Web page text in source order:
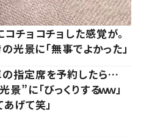
チョコチョした感覚が。
光景に「無事でよかった」
指定席を予約したら…
”に「びっくりするｗｗ」
あげて笑」